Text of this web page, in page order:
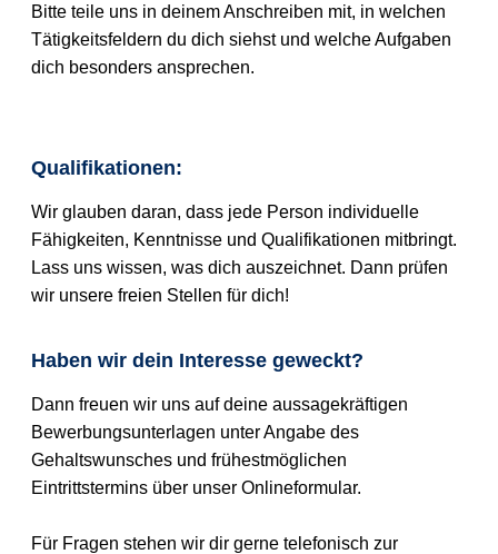
Bitte teile uns in deinem Anschreiben mit, in welchen
Tätigkeitsfeldern du dich siehst und welche Aufgaben
dich besonders ansprechen.
Qualifikationen:
Wir glauben daran, dass jede Person individuelle
Fähigkeiten, Kenntnisse und Qualifikationen mitbringt.
Lass uns wissen, was dich auszeichnet. Dann prüfen
wir unsere freien Stellen für dich!
Haben wir dein Interesse geweckt?
Dann freuen wir uns auf deine aussagekräftigen
Bewerbungsunterlagen unter Angabe des
Gehaltswunsches und frühestmöglichen
Eintrittstermins über unser Onlineformular.
Für Fragen stehen wir dir gerne telefonisch zur